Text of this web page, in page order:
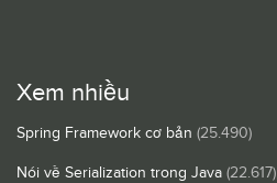
Xem nhiều
Spring Framework cơ bản (25.490)
Nói về Serialization trong Java (22.617)